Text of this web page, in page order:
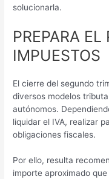
solucionarla.
PREPARA EL
IMPUESTOS
El cierre del segundo
diversos modelos
autónomos.
liquidar el IVA, realizar
obligaciones fiscales.
Por ello, resulta
importe aproximado